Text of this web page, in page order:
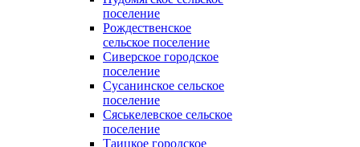
поселение
Рождественское
сельское поселение
Сиверское городское
поселение
Сусанинское сельское
поселение
Сяськелевское сельское
поселение
Таицкое городское